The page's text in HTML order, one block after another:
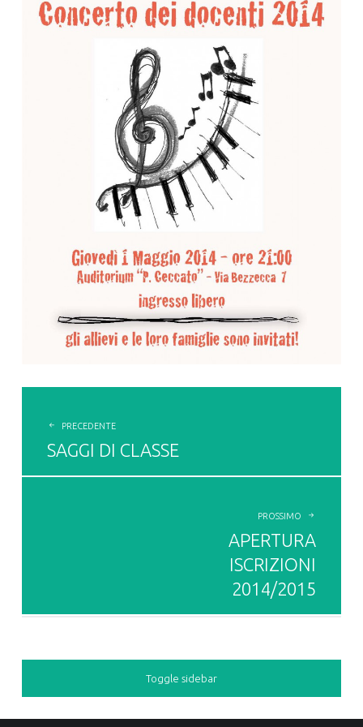
NAVIGATION
PRECEDENTE
SAGGI DI CLASSE
PROSSIMO
APERTURA
ISCRIZIONI
2014/2015
Toggle sidebar